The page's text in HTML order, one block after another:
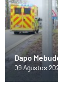
Dapo
09 Ağustos